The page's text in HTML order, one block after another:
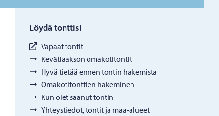
Löydä tonttisi
Vapaat tontit
Kevätlaakson omakotitontit
Hyvä tietää ennen tontin hakemista
Omakotitonttien hakeminen
Kun olet saanut tontin
Yhteystiedot, tontit ja maa-alueet